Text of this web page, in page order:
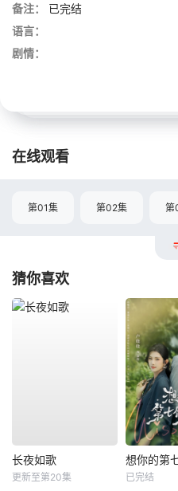
备注：
已完结
语言：
剧情：
在线观看
第01集 第02集 第
猜你喜欢
长夜如歌
更新至第20集
想你的第
已完结